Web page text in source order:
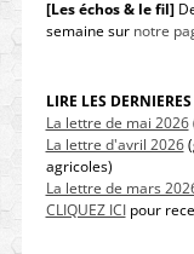
[Les échos & le fil]
semaine sur notre
LIRE LES
La lettre de mai 2026
La lettre d'avril 2026
agricoles)
La lettre de mars
CLIQUEZ ICIpour